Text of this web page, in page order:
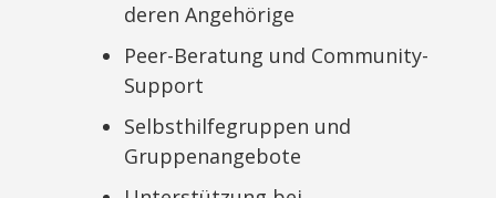
deren Angehörige
Peer-Beratung und Community-
Support
Selbsthilfegruppen und
Gruppenangebote